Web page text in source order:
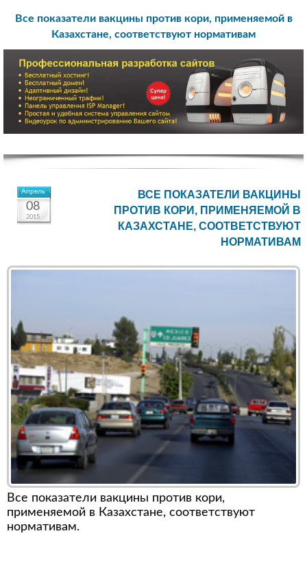
Все показатели вакцины против кори, применяемой в
Казахстане, соответствуют нормативам
Апрель
08
2015
ВСЕ ПОКАЗАТЕЛИ ВАКЦИНЫ
ПРОТИВ КОРИ, ПРИМЕНЯЕМОЙ В
КАЗАХСТАНЕ, СООТВЕТСТВУЮТ
НОРМАТИВАМ
Все показатели вакцины против кори,
применяемой в Казахстане, соответствуют
нормативам.